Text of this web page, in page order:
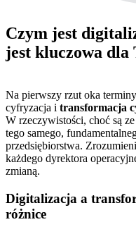
Czym jest
jest kluczowa dla
Na pierwszy rzut oka
cyfryzacja i transformacja
W rzeczywistości, choć są
tego samego,
przedsiębiorstwa.
każdego dyrektora
zmianą.
Digitalizacja a
różnice